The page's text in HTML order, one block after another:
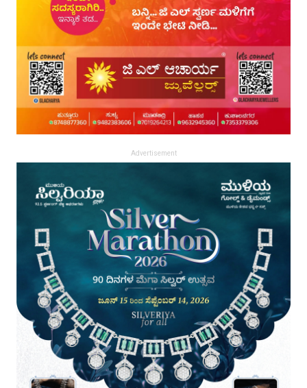
Advertisement